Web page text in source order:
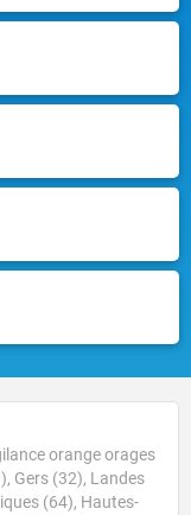
orange orages
Gers (32), Landes
(64), Hautes-